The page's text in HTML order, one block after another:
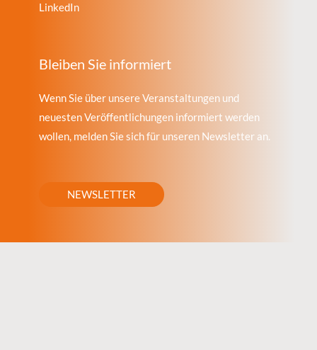
LinkedIn
Bleiben Sie informiert
Wenn Sie über unsere Veranstaltungen und
neuesten Veröffentlichungen informiert werden
wollen, melden Sie sich für unseren Newsletter an.
NEWSLETTER